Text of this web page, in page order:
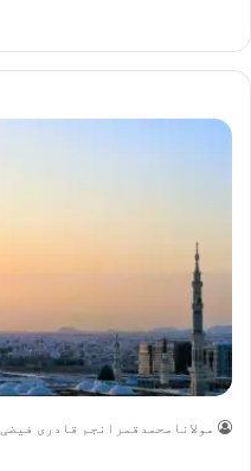
مولانامحمدقمرانجم قادری فیضی